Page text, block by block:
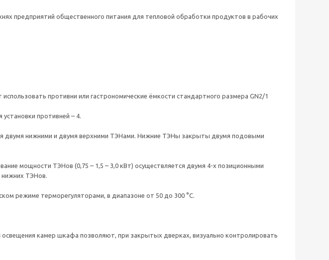
предприятий общественного питания для тепловой обработки продуктов в рабочих
противни или гастрономические ёмкости стандартного размера GN2/1
противней – 4.
двумя нижними и двумя верхними ТЭНами. Нижние ТЭНы закрыты двумя подовыми
мощности ТЭНов (0,75 – 1,5 – 3,0 кВт) осуществляется двумя 4-х позиционными
нижних ТЭНов.
режиме терморегуляторами, в диапазоне от 50 до 300 °С.
камер шкафа позволяют, при закрытых дверках, визуально контролировать